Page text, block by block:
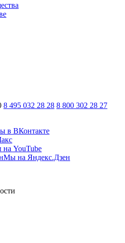
8 495 032 28 28 8 800 302 28 27
в ВКонтакте
YouTube
Мы на Яндекс.Дзен